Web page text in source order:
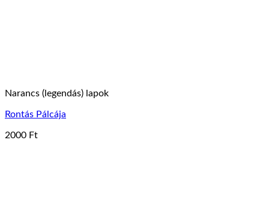
Narancs (legendás) lapok
Rontás Pálcája
2000 Ft